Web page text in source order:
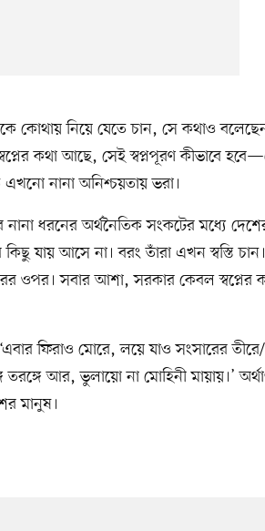
কোথায় নিয়ে যেতে চান, সে কথাও
কথা আছে, সেই স্বপ্নপূরণ কীভাবে
এখনো নানা অনিশ্চয়তায় ভরা।
নানা ধরনের অর্থনৈতিক সংকটের মধ্যে
যায় আসে না। বরং তাঁরা এখন স্বস্তি
ওপর। সবার আশা, সরকার কেবল স্বপ্নের
ফিরাও মোরে, লয়ে যাও সংসারের
তরঙ্গে আর, ভুলায়ো না মোহিনী মায়ায়।’
মানুষ।